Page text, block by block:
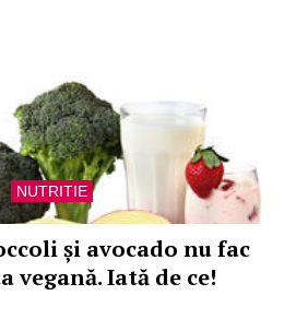
NUTRITIE
și avocado nu fac
vegană. Iată de ce!